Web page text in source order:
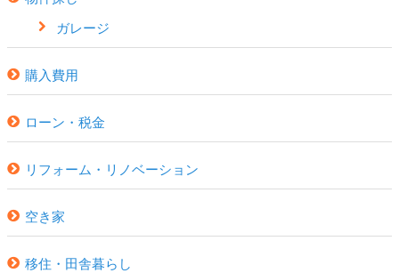
ガレージ
購入費用
ローン・税金
リフォーム・リノベーション
空き家
移住・田舎暮らし